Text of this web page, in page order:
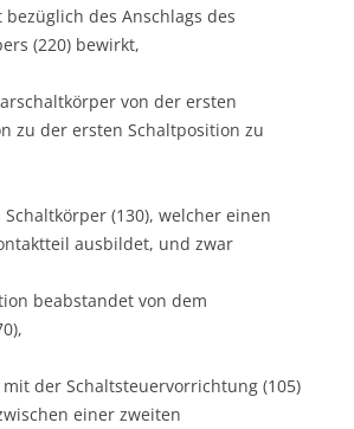
des Anschlags des
(220) bewirkt,
von der ersten
zu der ersten Schaltposition zu
(130), welcher einen
ausbildet, und zwar
beabstandet von dem
der Schaltsteuervorrichtung (105)
einer zweiten